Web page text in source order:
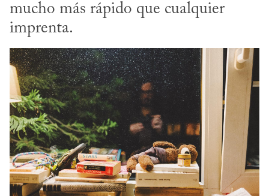
mucho más rápido que cualquier
imprenta.